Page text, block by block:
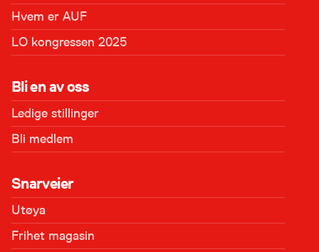
Hvem er AUF
LO kongressen 2025
Bli en av oss
Ledige stillinger
Bli medlem
Snarveier
Utøya
Frihet magasin